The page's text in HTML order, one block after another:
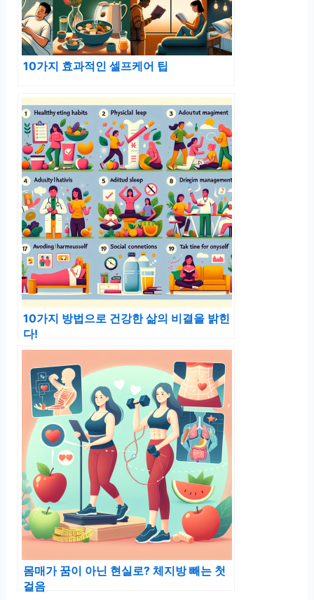
10가지 효과적인 셀프케어 팁
10가지 방법으로 건강한 삶의 비결을 밝힌
다!
몸매가 꿈이 아닌 현실로? 체지방 빼는 첫
걸음